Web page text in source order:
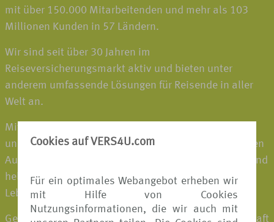
Cookies auf VERS4U.com
Für ein optimales Webangebot erheben wir
mit Hilfe von Cookies
Nutzungsinformationen, die wir auch mit
mit über 150.000 Mitarbeitenden und mehr als 103
Millionen Kunden in 57 Ländern.
Wir sind seit über 30 Jahren im
Reiseversicherungsmarkt aktiv und bieten unter
anderem umfassende Lösungen für Reisende in aller
Welt an.
Mit unseren innovativen Produkten unterstützen wir
unsere Business-Partner bei einer zukunftsorientierten
Ausrichtung ihres Produkt- und Leistungsportfolios und
helfen den Endkunden weltweit in schwierigen
Lebenssituationen – zu Hause und unterwegs.
Gemeinsam und durch die Verbindung von Leidenschaft